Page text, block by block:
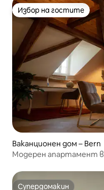
Избор на гостите
Избор на гостите
Ваканционен дом – Bern
Модерен апартамент в
Супердомакин